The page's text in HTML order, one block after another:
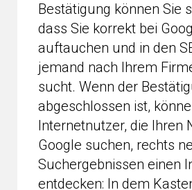
Bestätigung können Sie
dass Sie korrekt bei
auftauchen und in den
jemand nach Ihrem
sucht. Wenn der
abgeschlossen ist,
Internetnutzer, die Ihren
Google suchen, rechts
Suchergebnissen einen
entdecken: In dem